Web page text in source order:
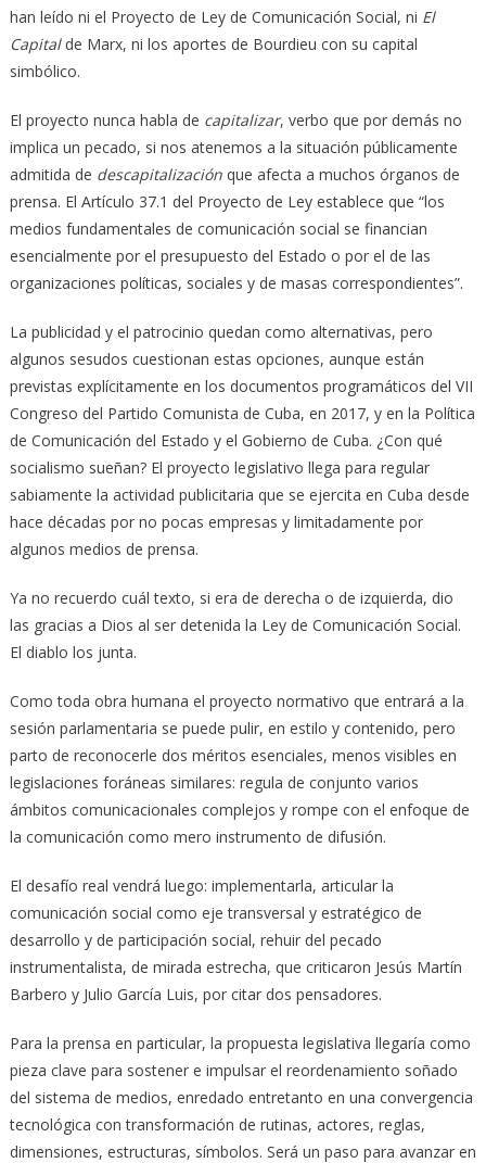
han leído ni el Proyecto de Ley de Comunicación Social, ni El
Capitalde Marx, ni los aportes de Bourdieu con su capital
simbólico.
El proyecto nunca habla de capitalizar, verbo que por demás no
implica un pecado, si nos atenemos a la situación públicamente
admitida de descapitalizaciónque afecta a muchos órganos de
prensa. El Artículo 37.1 del Proyecto de Ley establece que “los
medios fundamentales de comunicación social se financian
esencialmente por el presupuesto del Estado o por el de las
organizaciones políticas, sociales y de masas correspondientes”.
La publicidad y el patrocinio quedan como alternativas, pero
algunos sesudos cuestionan estas opciones, aunque están
previstas explícitamente en los documentos programáticos del VII
Congreso del Partido Comunista de Cuba, en 2017, y en la Política
de Comunicación del Estado y el Gobierno de Cuba. ¿Con qué
socialismo sueñan? El proyecto legislativo llega para regular
sabiamente la actividad publicitaria que se ejercita en Cuba desde
hace décadas por no pocas empresas y limitadamente por
algunos medios de prensa.
Ya no recuerdo cuál texto, si era de derecha o de izquierda, dio
las gracias a Dios al ser detenida la Ley de Comunicación Social.
El diablo los junta.
Como toda obra humana el proyecto normativo que entrará a la
sesión parlamentaria se puede pulir, en estilo y contenido, pero
parto de reconocerle dos méritos esenciales, menos visibles en
legislaciones foráneas similares: regula de conjunto varios
ámbitos comunicacionales complejos y rompe con el enfoque de
la comunicación como mero instrumento de difusión.
El desafío real vendrá luego: implementarla, articular la
comunicación social como eje transversal y estratégico de
desarrollo y de participación social, rehuir del pecado
instrumentalista, de mirada estrecha, que criticaron Jesús Martín
Barbero y Julio García Luis, por citar dos pensadores.
Para la prensa en particular, la propuesta legislativa llegaría como
pieza clave para sostener e impulsar el reordenamiento soñado
del sistema de medios, enredado entretanto en una convergencia
tecnológica con transformación de rutinas, actores, reglas,
dimensiones, estructuras, símbolos. Será un paso para avanzar en